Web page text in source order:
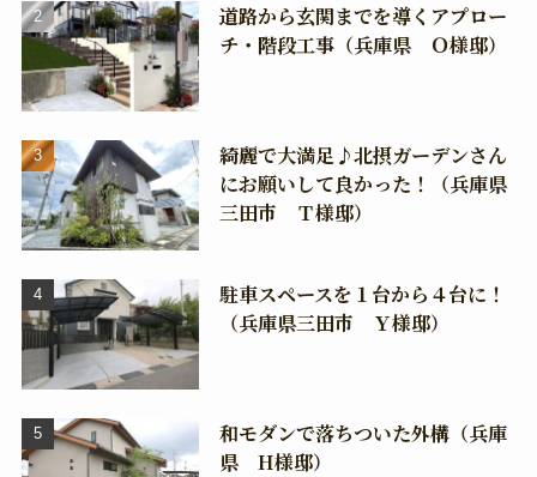
道路から玄関までを導くアプロー
チ・階段工事（兵庫県 Ｏ様邸）
綺麗で大満足♪北摂ガーデンさん
にお願いして良かった！（兵庫県
三田市 Ｔ様邸）
駐車スペースを１台から４台に！
（兵庫県三田市 Ｙ様邸）
和モダンで落ちついた外構（兵庫
県 H様邸）